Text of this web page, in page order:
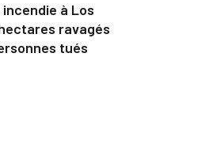
à Los
ravagés
tués